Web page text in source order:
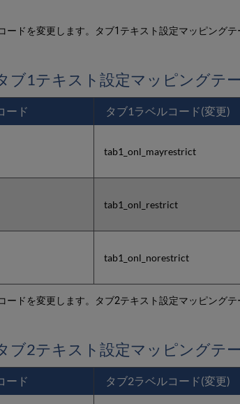
ドを変更します。タブ1テキスト設定マッピングテ
ブ1テキスト設定マッピングテ
ード タブ1ラベルコード(変更)
tab1_onl_mayrestrict
tab1_onl_restrict
tab1_onl_norestrict
ドを変更します。タブ2テキスト設定マッピングテ
ブ2テキスト設定マッピングテ
ード タブ2ラベルコード(変更)